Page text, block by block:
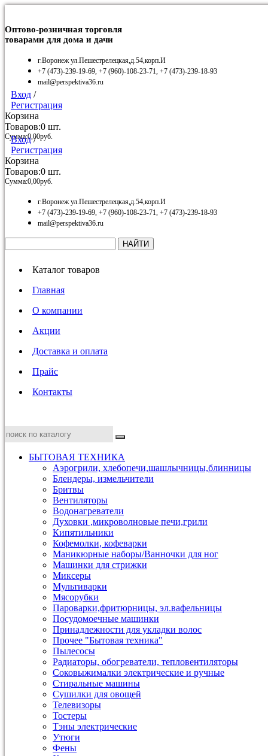
Оптово-розничная торговля
товарами для дома и дачи
г.Воронеж ул.Пешестрелецкая,д.54,корп.И
+7 (473)-239-19-69, +7 (960)-108-23-71, +7 (473)-239-18-93
mail@perspektiva36.ru
Вход /
Регистрация
Корзина
Товаров:0 шт.
Сумма:0,00руб.
Вход/
Регистрация
Корзина
Товаров:0 шт.
Сумма:0,00руб.
г.Воронеж ул.Пешестрелецкая,д.54,корп.И
+7 (473)-239-19-69, +7 (960)-108-23-71, +7 (473)-239-18-93
mail@perspektiva36.ru
Каталог товаров
Главная
О компании
Акции
Доставка и оплата
Прайс
Контакты
БЫТОВАЯ ТЕХНИКА
Аэрогрили, хлебопечи,шашлычницы,блинницы
Блендеры, измельчители
Бритвы
Вентиляторы
Водонагреватели
Духовки ,микроволновые печи,грили
Кипятильники
Кофемолки, кофеварки
Маникюрные наборы/Ванночки для ног
Машинки для стрижки
Миксеры
Мультиварки
Мясорубки
Пароварки,фритюрницы, эл.вафельницы
Посудомоечные машинки
Принадлежности для укладки волос
Прочее "Бытовая техника"
Пылесосы
Радиаторы, обогреватели, тепловентиляторы
Соковыжималки электрические и ручные
Стиральные машины
Сушилки для овощей
Телевизоры
Тостеры
Тэны электрические
Утюги
Фены